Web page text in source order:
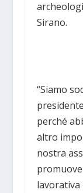
Sirano.
“Siamo
perché
altro
nostra
lavorativa